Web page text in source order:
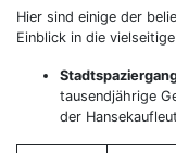
Hier sind einige der
Einblick in die
tausendjährige
der